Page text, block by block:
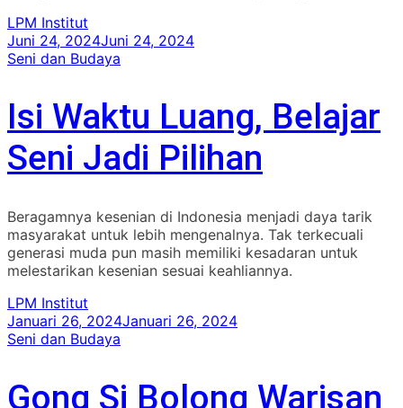
LPM Institut
Juni 24, 2024Juni 24, 2024
Seni dan Budaya
Isi Waktu Luang, Belajar
Seni Jadi Pilihan
Beragamnya kesenian di Indonesia menjadi daya tarik
masyarakat untuk lebih mengenalnya. Tak terkecuali
generasi muda pun masih memiliki kesadaran untuk
melestarikan kesenian sesuai keahliannya.
LPM Institut
Januari 26, 2024Januari 26, 2024
Seni dan Budaya
Gong Si Bolong Warisan